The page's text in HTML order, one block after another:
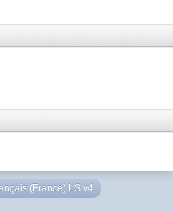
(France) LS v4